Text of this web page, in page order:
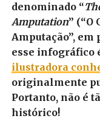
denominado “
Amputation” (“O
Amputação”, em
esse infográfico
ilustradora
originalmente
Portanto, não é
histórico!